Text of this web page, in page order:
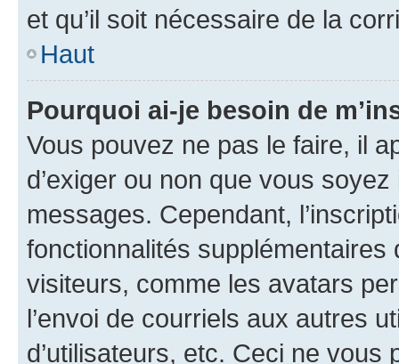
et qu’il soit nécessaire de la
Haut
Pourquoi ai-je besoin de
Vous pouvez ne pas le faire, il
d’exiger ou non que vous
messages. Cependant,
fonctionnalités
visiteurs, comme les avatars
l’envoi de courriels aux autres
d’utilisateurs, etc. Ceci ne vous